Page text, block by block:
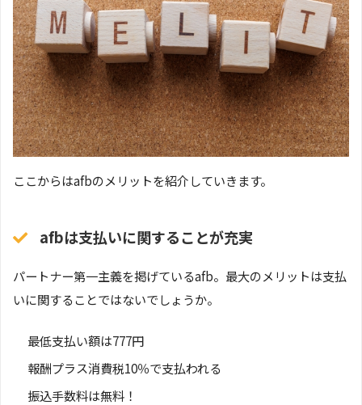
ここからはafbのメリットを紹介していきます。
afbは支払いに関することが充実
パートナー第一主義を掲げているafb。最大のメリットは支払
いに関することではないでしょうか。
最低支払い額は777円
報酬プラス消費税10％で支払われる
振込手数料は無料！